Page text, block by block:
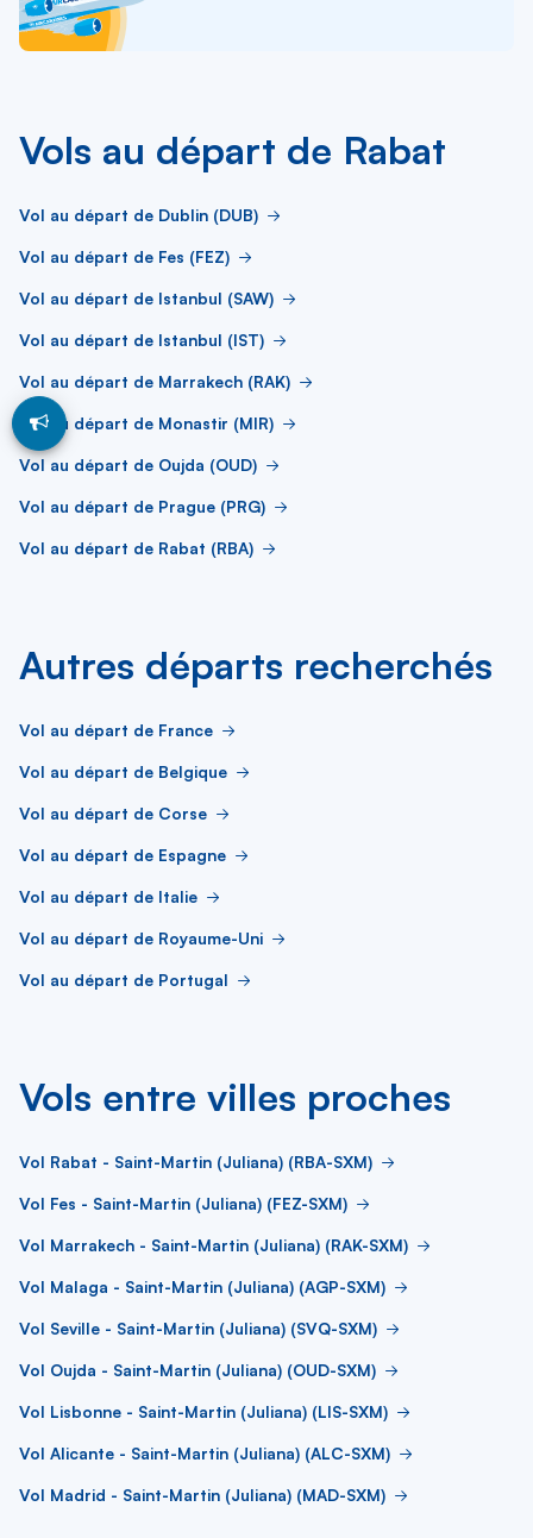
Vols au départ de Rabat
Vol au départ de Dublin (DUB)
Vol au départ de Fes (FEZ)
Vol au départ de Istanbul (SAW)
Vol au départ de Istanbul (IST)
Vol au départ de Marrakech (RAK)
Vol au départ de Monastir (MIR)
Vol au départ de Oujda (OUD)
Vol au départ de Prague (PRG)
Vol au départ de Rabat (RBA)
Autres départs recherchés
Vol au départ de France
Vol au départ de Belgique
Vol au départ de Corse
Vol au départ de Espagne
Vol au départ de Italie
Vol au départ de Royaume-Uni
Vol au départ de Portugal
Vols entre villes proches
Vol Rabat - Saint-Martin (Juliana) (RBA-SXM)
Vol Fes - Saint-Martin (Juliana) (FEZ-SXM)
Vol Marrakech - Saint-Martin (Juliana) (RAK-SXM)
Vol Malaga - Saint-Martin (Juliana) (AGP-SXM)
Vol Seville - Saint-Martin (Juliana) (SVQ-SXM)
Vol Oujda - Saint-Martin (Juliana) (OUD-SXM)
Vol Lisbonne - Saint-Martin (Juliana) (LIS-SXM)
Vol Alicante - Saint-Martin (Juliana) (ALC-SXM)
Vol Madrid - Saint-Martin (Juliana) (MAD-SXM)